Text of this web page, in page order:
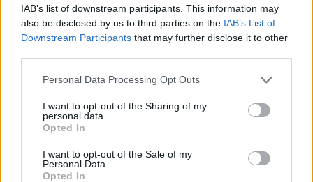
IAB’s list of downstream participants. This information may
also be disclosed by us to third parties on the IAB’s List of
Downstream Participants that may further disclose it to other
Personal Data Processing Opt Outs
I want to opt-out of the Sharing of my
personal data.
Opted In
I want to opt-out of the Sale of my
Personal Data.
Opted In